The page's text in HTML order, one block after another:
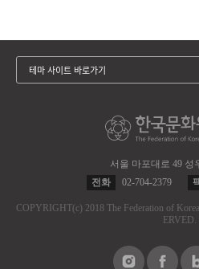
서울 마포대로 49 성
전화
02-704-2379
COPYRIGHT(c) 2018 The Federation of
ERVED.
테마 사이트 바로가기